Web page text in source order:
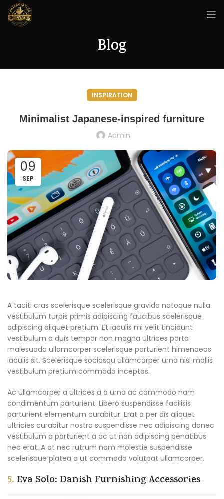
Blog
INSPIRATION
Minimalist Japanese-inspired furniture
Admin
09
SEP
A taciti cras scelerisque scelerisque gravida natoque nulla
vestibulum turpis primis adipiscing faucibus scelerisque
adipiscing aliquet pretium. Et iaculis mi velit tincidunt
vestibulum a duis tempor non magna ultrices porta
malesuada ullamcorper scelerisque parturient himenaeos
iaculis sit. Scelerisque sociosqu ullamcorper urna nisl mollis
vestibulum pretium commodo inceptos.
Ac ullamcorper a ultrices a a urna ac commodo nam
condimentum parturient. Libero suspendisse facilisis
parturient elementum curabitur. Erat a per dis aliquet
ultricies curabitur nostra suspendisse nec adipiscing donec
vestibulum a parturient a ac ut non adipiscing penatibus
nec erat. A at nec rutrum nam molestie suspendisse
scelerisque platea a ut commodo volutpat ullamcorper.
5.Eva Solo: Danish Furnishing Accessories